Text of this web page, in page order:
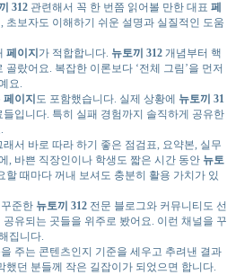
312 관련해서 꼭 한 번쯤 읽어볼 만한 대표 페
보자도 이해하기 쉬운 설명과 실질적인 도움
페이지 가 적합합니다. 뉴토끼 312 개념부터 핵
랐어요. 복잡한 이론보다 ‘전체 그림’을 먼저
요.
페이지 도 포함했습니다. 실제 상황에 뉴토끼 31
입니다. 특히 실패 경험까지 솔직하게 공유한
서 바로 따라 하기 좋은 점검표, 요약본, 실무
, 바쁜 직장인이나 학생도 짧은 시간 동안 뉴토
때마다 꺼내 보셔도 충분히 활용 가치가 있
준한 뉴토끼 312 전문 블로그와 커뮤니티도 선
유되는 곳들을 위주로 봤어요. 이런 채널을 꾸
집니다.
주는 콘텐츠인지 기준을 세우고 추려낸 결과
던 분들께 작은 길잡이가 되었으면 합니다.